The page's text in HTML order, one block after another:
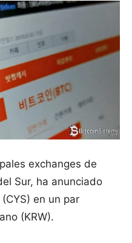
exchanges de
Sur, ha anunciado
en un par
(KRW).